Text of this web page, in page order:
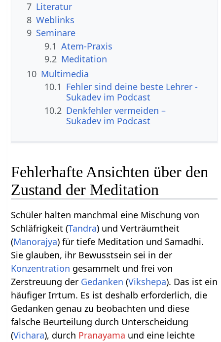
7 Literatur
8 Weblinks
9 Seminare
9.1 Atem-Praxis
9.2 Meditation
10 Multimedia
10.1 Fehler sind deine beste Lehrer -
Sukadev im Podcast
10.2 Denkfehler vermeiden –
Sukadev im Podcast
Fehlerhafte Ansichten über den
Zustand der Meditation
Schüler halten manchmal eine Mischung von
Schläfrigkeit (Tandra) und Verträumtheit
(Manorajya) für tiefe Meditation und Samadhi.
Sie glauben, ihr Bewusstsein sei in der
Konzentration gesammelt und frei von
Zerstreuung der Gedanken (Vikshepa). Das ist ein
häufiger Irrtum. Es ist deshalb erforderlich, die
Gedanken genau zu beobachten und diese
falsche Beurteilung durch Unterscheidung
(Vichara), durch Pranayama und eine leichte